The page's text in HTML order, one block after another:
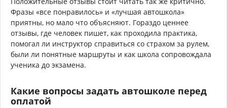
Фразы «все понравилось» и «лучшая автошкола»
приятны, но мало что объясняют. Гораздо ценнее
отзывы, где человек пишет, как проходила практика,
помогал ли инструктор справиться со страхом за рулем,
были ли понятные маршруты и как школа сопровождала
ученика до экзамена.
Какие вопросы задать автошколе перед
оплатой